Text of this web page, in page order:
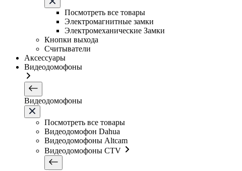
Посмотреть все товары
Электромагнитные замки
Электромеханические Замки
Кнопки выхода
Считыватели
Аксессуары
Видеодомофоны
Видеодомофоны
Посмотреть все товары
Видеодомофон Dahua
Видеодомофоны Altcam
Видеодомофоны CTV